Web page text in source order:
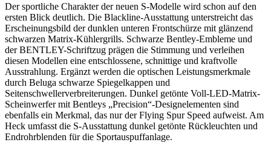
Der sportliche Charakter der neuen S-Modelle wird schon auf den
ersten Blick deutlich. Die Blackline-Ausstattung unterstreicht das
Erscheinungsbild der dunklen unteren Frontschürze mit glänzend
schwarzen Matrix-Kühlergrills. Schwarze Bentley-Embleme und
der BENTLEY-Schriftzug prägen die Stimmung und verleihen
diesen Modellen eine entschlossene, schnittige und kraftvolle
Ausstrahlung. Ergänzt werden die optischen Leistungsmerkmale
durch Beluga schwarze Spiegelkappen und
Seitenschwellerverbreiterungen. Dunkel getönte Voll-LED-Matrix-
Scheinwerfer mit Bentleys „Precision“-Designelementen sind
ebenfalls ein Merkmal, das nur der Flying Spur Speed aufweist. Am
Heck umfasst die S-Ausstattung dunkel getönte Rückleuchten und
Endrohrblenden für die Sportauspuffanlage.